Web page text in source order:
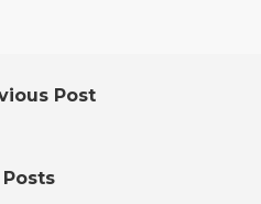
Post